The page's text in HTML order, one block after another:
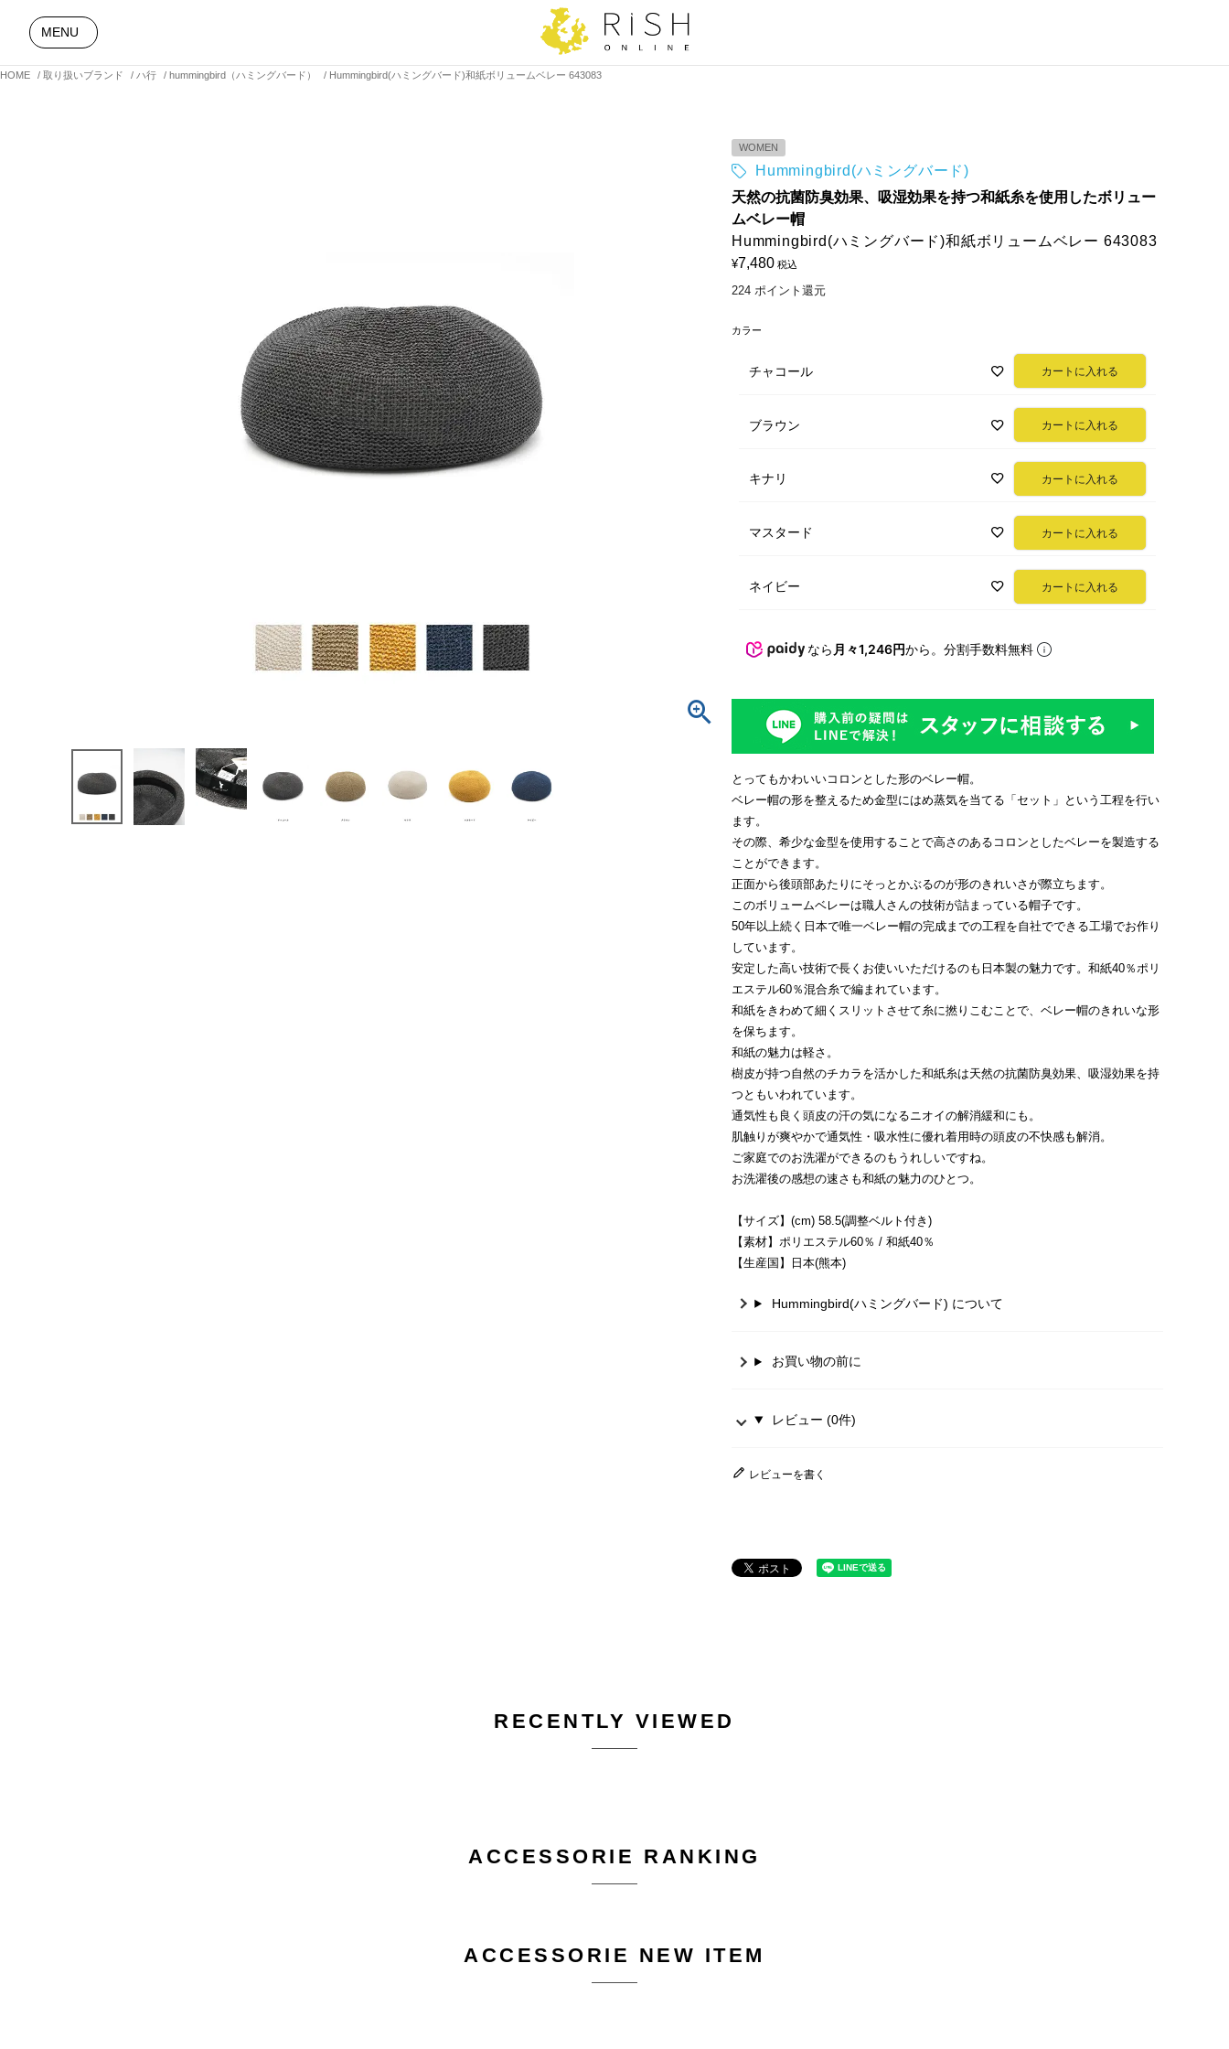
HOME 取り扱いブランド ハ行 hummingbird（ハミングバード） Hummingbird(ハミングバード)和紙ボリュームベレー 643083
MENU
WOMEN
Hummingbird(ハミングバード)
天然の抗菌防臭効果、吸湿効果を持つ和紙糸を使用したボリュー
ムベレー帽
Hummingbird(ハミングバード)和紙ボリュームベレー 643083
¥7,480 税込
224 ポイント還元
カラー
チャコール カートに入れる
ブラウン カートに入れる
キナリ カートに入れる
マスタード カートに入れる
ネイビー カートに入れる
なら 月々1,246円から。分割手数料無料
とってもかわいいコロンとした形のベレー帽。
ベレー帽の形を整えるため金型にはめ蒸気を当てる「セット」という工程を行い
ます。
その際、希少な金型を使用することで高さのあるコロンとしたベレーを製造する
ことができます。
正面から後頭部あたりにそっとかぶるのが形のきれいさが際立ちます。
このボリュームベレーは職人さんの技術が詰まっている帽子です。
50年以上続く日本で唯一ベレー帽の完成までの工程を自社でできる工場でお作り
しています。
安定した高い技術で長くお使いいただけるのも日本製の魅力です。和紙40％ポリ
エステル60％混合糸で編まれています。
和紙をきわめて細くスリットさせて糸に撚りこむことで、ベレー帽のきれいな形
を保ちます。
和紙の魅力は軽さ。
樹皮が持つ自然のチカラを活かした和紙糸は天然の抗菌防臭効果、吸湿効果を持
つともいわれています。
通気性も良く頭皮の汗の気になるニオイの解消緩和にも。
肌触りが爽やかで通気性・吸水性に優れ着用時の頭皮の不快感も解消。
ご家庭でのお洗濯ができるのもうれしいですね。
お洗濯後の感想の速さも和紙の魅力のひとつ。
【サイズ】(cm) 58.5(調整ベルト付き)
【素材】ポリエステル60％ / 和紙40％
【生産国】日本(熊本)
Hummingbird(ハミングバード) について
お買い物の前に
レビュー (0件)
レビューを書く
RECENTLY VIEWED
ACCESSORIE RANKING
ACCESSORIE NEW ITEM